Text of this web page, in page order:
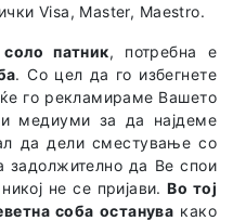
Visa, Master, Maestro.
соло патник, потребна е
. Со цел да го избегнете
ќе го рекламираме Вашето
медиуми за да најдеме
да дели сместување со
задолжително да Ве спои
не се пријави.Во тој
соба останува како